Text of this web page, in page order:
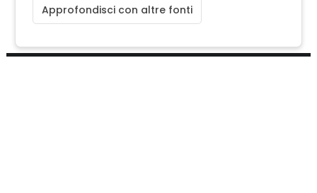
Approfondisci con altre fonti